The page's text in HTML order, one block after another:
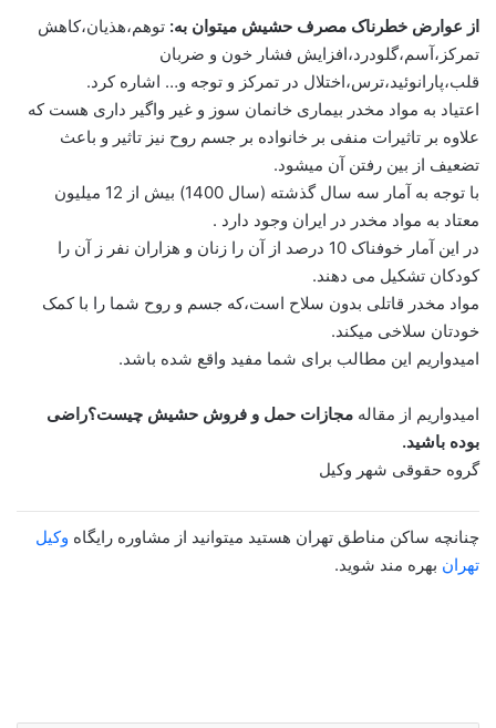
از عوارض خطرناک مصرف حشیش میتوان به: توهم،هذیان،کاهش
تمرکز،آسم،گلودرد،افزایش فشار خون و ضربان
قلب،پارانوئید،ترس،اختلال در تمرکز و توجه و… اشاره کرد.
اعتیاد به مواد مخدر بیماری خانمان سوز و غیر واگیر داری هست که
علاوه بر تاثیرات منفی بر خانواده بر جسم روح نیز تاثیر و باعث
تضعیف از بین رفتن آن میشود.
با توجه به آمار سه سال گذشته (سال 1400) بیش از 12 میلیون
معتاد به مواد مخدر در ایران وجود دارد .
در این آمار خوفناک 10 درصد از آن را زنان و هزاران نفر ز آن را
کودکان تشکیل می دهند.
مواد مخدر قاتلی بدون سلاح است،که جسم و روح شما را با کمک
خودتان سلاخی میکند.
امیدواریم این مطالب برای شما مفید واقع شده باشد.
امیدواریم از مقاله مجازات حمل و فروش حشیش چیست؟راضی
بوده باشید.
گروه حقوقی شهر وکیل
چنانچه ساکن مناطق تهران هستید میتوانید از مشاوره رایگاه وکیل
تهران بهره مند شوید.